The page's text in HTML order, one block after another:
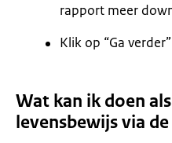
rapport meer
Klik op “Ga
Wat kan ik doen
levensbewijs via